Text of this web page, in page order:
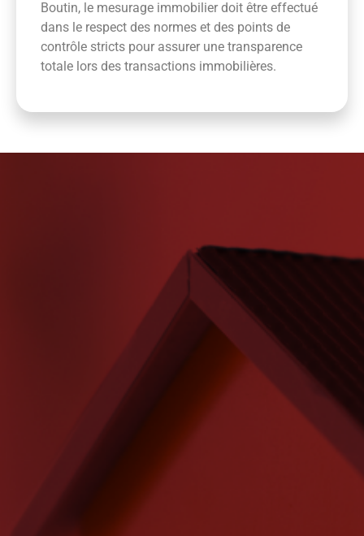
Boutin, le mesurage immobilier doit être effectué
dans le respect des normes et des points de
contrôle stricts pour assurer une transparence
totale lors des transactions immobilières.